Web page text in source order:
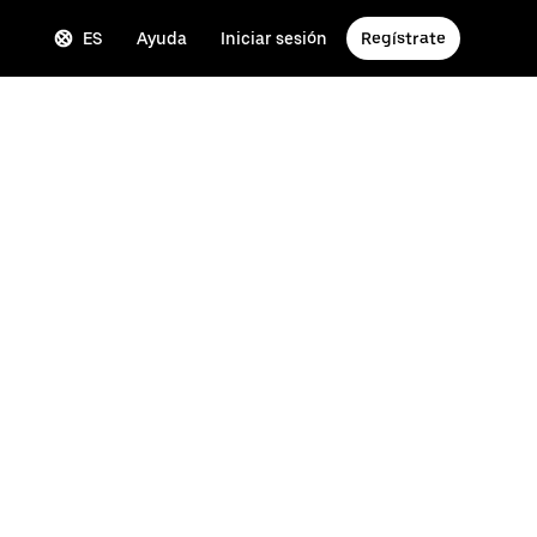
ES Ayuda Iniciar sesión Regístrate